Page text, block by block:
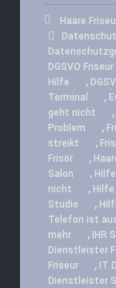
Haare
DGSVO Friseur
Hilfe
,
Terminal
,
geht nicht
,
Problem
,
streikt
,
Frisör ,
Salon
,
nicht
,
Studio
,
Telefon ist
mehr
, IHR
Dienstleister
Friseur
, IT
Dienstleister